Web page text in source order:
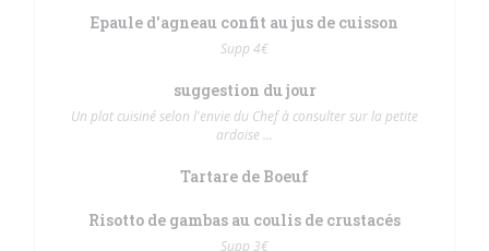
Epaule d'agneau confit au jus de cuisson
Supp 4€
suggestion du jour
Un plat cuisiné selon l'envie du Chef à consulter sur la petite
ardoise ...
Tartare de Boeuf
Risotto de gambas au coulis de crustacés
Supp 3€